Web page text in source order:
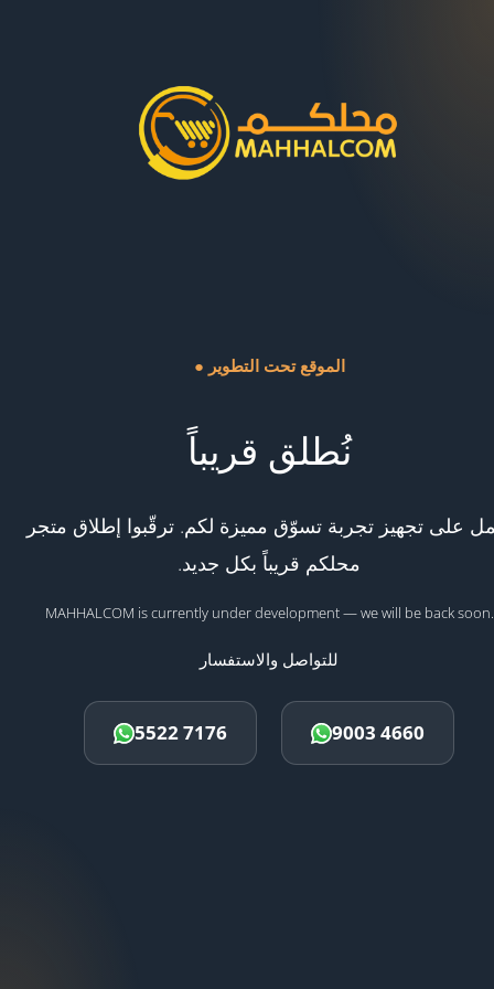
● الموقع تحت التطوير
نُطلق قريباً
على تجهيز تجربة تسوّق مميزة لكم. ترقّبوا إطلاق متجر
محلكم قريباً بكل جديد.
MAHHALCOM is currently under development — we will be back soon.
للتواصل والاستفسار
5522 7176 9003 4660